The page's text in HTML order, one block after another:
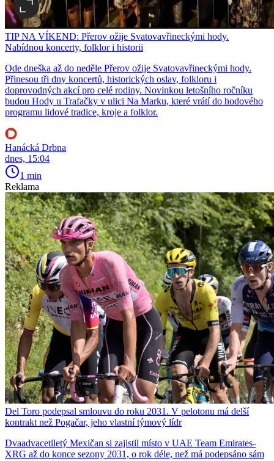
TIP NA VÍKEND: Přerov ožije Svatovavřineckými hody.
Nabídnou koncerty, folklor i historii
Ode dneška až do neděle Přerov ožije Svatovavřineckými hody.
Přinesou tři dny koncertů, historických oslav, folkloru i
doprovodných akcí pro celé rodiny. Novinkou letošního ročníku
budou Hody u Trafačky v ulici Na Marku, které vrátí do hodového
programu lidové tradice, kroje a folklor.
Hanácká Drbna
dnes, 15:04
1 min
Reklama
Del Toro podepsal smlouvu do roku 2031. V pelotonu má delší
kontrakt než Pogačar, jeho vlastní týmový lídr
Dvaadvacetiletý Mexičan si zajistil místo v UAE Team Emirates-
XRG až do konce sezony 2031, o rok déle, než má podepsáno sám